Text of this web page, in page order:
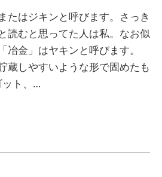
たはジキンと呼びます。さっき
読むと思ってた人は私。なお似
冶金」はヤキンと呼びます。
蔵しやすいような形で固めたも
ット、…